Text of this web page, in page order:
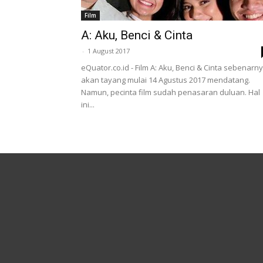
Film
A: Aku, Benci & Cinta
- 1 August 2017
eQuator.co.id - Film A: Aku, Benci & Cinta
akan tayang mulai 14 Agustus 2017 mendatang.
Namun, pecinta film sudah penasaran duluan. Hal
ini...